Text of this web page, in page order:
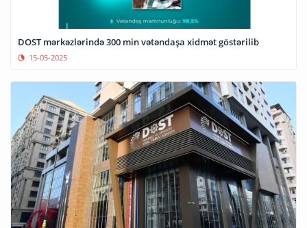
DOST mərkəzlərində 300 min vətəndaşa xidmət göstərilib
15-05-2025